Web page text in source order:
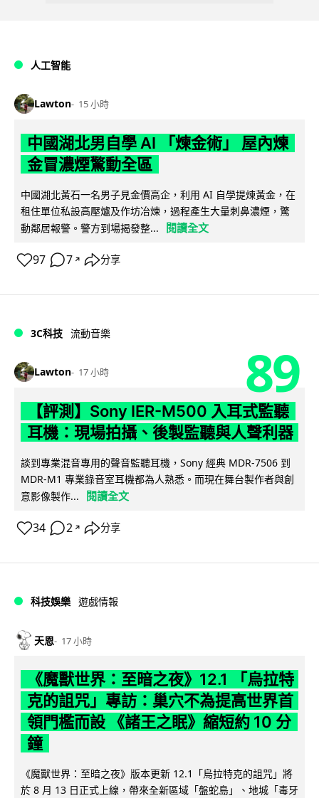
人工智能
Lawton 15 小時
中國湖北男自學 AI 「煉金術」 屋內煉
金冒濃煙驚動全區
中國湖北黃石一名男子見金價高企，利用 AI 自學提煉黃金，在
租住單位私設高壓爐及作坊冶煉，過程產生大量刺鼻濃煙，驚
動鄰居報警。警方到場揭發整...
閱讀全文
97 7 ↗ 分享
3C科技 流動音樂
Lawton 17 小時 89
【評測】Sony IER-M500 入耳式監聽
耳機：現場拍攝、後製監聽與人聲利器
談到專業混音專用的聲音監聽耳機，Sony 經典 MDR-7506 到
MDR-M1 專業錄音室耳機都為人熟悉。而現在舞台製作者與創
意影像製作...
閱讀全文
34 2 ↗ 分享
科技娛樂 遊戲情報
天恩 17 小時
《魔獸世界：至暗之夜》12.1 「烏拉特
克的詛咒」專訪：巢穴不為提高世界首
領門檻而設 《諸王之眠》縮短約 10 分
鐘
《魔獸世界：至暗之夜》版本更新 12.1「烏拉特克的詛咒」將
於 8 月 13 日正式上線，帶來全新區域「盤蛇島」、地城「毒牙